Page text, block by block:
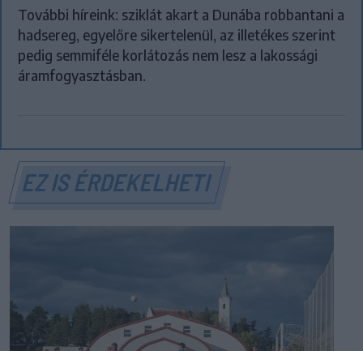
További híreink: sziklát akart a Dunába robbantani a
hadsereg, egyelőre sikertelenül, az illetékes szerint
pedig semmiféle korlátozás nem lesz a lakossági
áramfogyasztásban.
EZ IS ÉRDEKELHETI